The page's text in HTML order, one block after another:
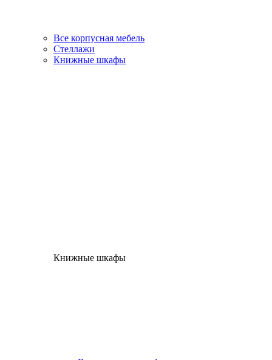
Все корпусная мебель
Стеллажи
Книжные шкафы
Книжные шкафы